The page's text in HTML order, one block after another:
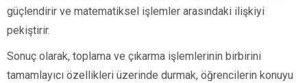
güçlendirir ve matematiksel işlemler arasındaki ilişkiyi
pekiştirir.
Sonuç olarak, toplama ve çıkarma işlemlerinin birbirini
tamamlayıcı özellikleri üzerinde durmak, öğrencilerin konuyu